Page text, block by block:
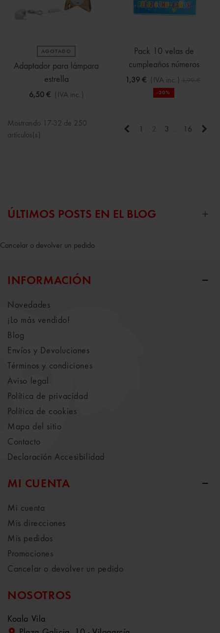
AGOTADO
Adaptador para lámpara
estrella
6,50 € (IVA inc.)
Pack 10 velas de
cumpleaños números
1,39 € (IVA inc.) 1,99 €
-30%
Mostrando 17-32 de 250
artículos(s)
Anterior2 3 16
ÚLTIMOS POSTS EN EL BLOG
Cancelar o devolver un pedido
INFORMACIÓN
Novedades
¡Lo más vendido!
Blog
Envíos y Devoluciones
Términos y condiciones
Aviso legal
Política de privacidad
Política de cookies
Mapa del sitio
Contacto
Declaración Accesibilidad
MI CUENTA
Mi cuenta
Mis direcciones
Mis pedidos
Promociones
Cancelar o devolver un pedido
NOSOTROS
Koala Vila